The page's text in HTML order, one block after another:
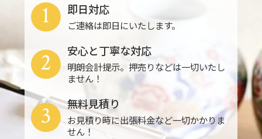
即日対応
ご連絡は即日にいたします。
1
安心と丁寧な対応
明朗会計提示。押売りなどは一切いたし
ません！
2
無料見積り
お見積り時に出張料金など一切かかりま
せん！
3